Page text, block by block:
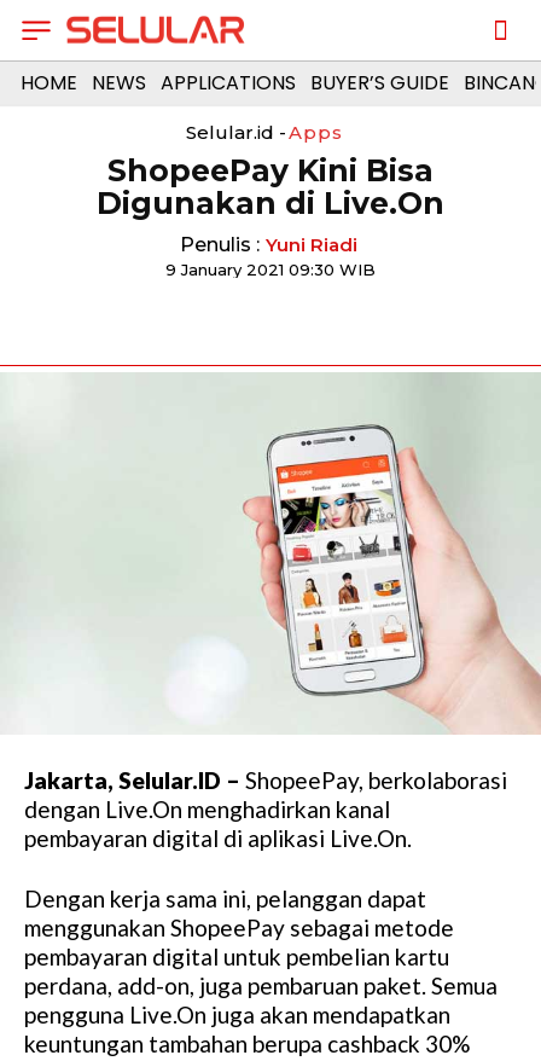
HOME NEWS APPLICATIONS BUYER’S GUIDE
Selular.id -Apps
ShopeePay Kini Bisa
Digunakan di Live.On
Penulis : Yuni Riadi
9 January 2021 09:30 WIB
Jakarta, Selular.ID – ShopeePay, berkolaborasi
dengan Live.On menghadirkan kanal
pembayaran digital di aplikasi Live.On.
Dengan kerja sama ini, pelanggan dapat
menggunakan ShopeePay sebagai metode
pembayaran digital untuk pembelian kartu
perdana, add-on, juga pembaruan paket. Semua
pengguna Live.On juga akan mendapatkan
keuntungan tambahan berupa cashback 30%